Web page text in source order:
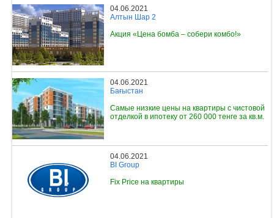
04.06.2021
Алтын Шар 2
Акция «Цена бомба – собери комбо!»
04.06.2021
Бағыстан
Самые низкие цены на квартиры с чистовой
отделкой в ипотеку от 260 000 тенге за кв.м.
04.06.2021
BI Group
Fix Price на квартиры